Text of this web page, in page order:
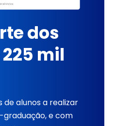
dos
mil
de alunos a realizar
e com